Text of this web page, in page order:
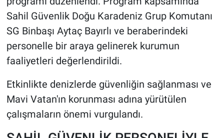
Sahil Güvenlik Doğu Karadeniz Grup Komutanı
SG Binbaşı Aytaç Bayırlı ve beraberindeki
personelle bir araya gelinerek kurumun
faaliyetleri değerlendirildi.
Etkinlikte denizlerde güvenliğin sağlanması ve
Mavi Vatan'ın korunması adına yürütülen
çalışmaların önemi vurgulandı.
HABERDE İNSAN
POLİTİKA
MAGAZİN
Bilim, Teknoloji